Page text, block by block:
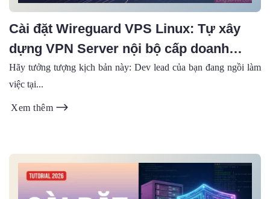
Cài đặt Wireguard VPS Linux: Tự xây
dựng VPN Server nội bộ cấp doanh
nghiệp (2026)
Hãy tưởng tượng kịch bản này: Dev lead của bạn đang ngồi làm
việc tại...
Xem thêm